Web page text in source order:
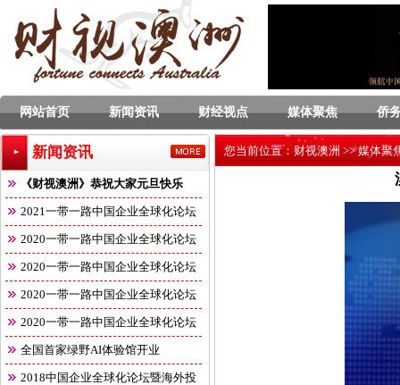
网站首页 新闻资讯 财经视点 媒体聚焦 侨
新闻资讯
《财视澳洲》恭祝大家元旦快乐
2021一带一路中国企业全球化论坛
2020一带一路中国企业全球化论坛
2020一带一路中国企业全球化论坛
2020一带一路中国企业全球化论坛
2020一带一路中国企业全球化论坛
全国首家绿野AI体验馆开业
2018中国企业全球化论坛暨海外投
您当前位置： 财视澳洲 >>媒体聚